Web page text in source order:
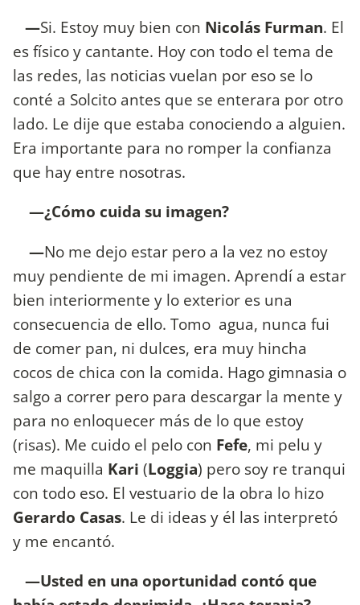
—Si. Estoy muy bien con Nicolás Furman. El
es físico y cantante. Hoy con todo el tema de
las redes, las noticias vuelan por eso se lo
conté a Solcito antes que se enterara por otro
lado. Le dije que estaba conociendo a alguien.
Era importante para no romper la confianza
que hay entre nosotras.
—¿Cómo cuida su imagen?
—No me dejo estar pero a la vez no estoy
muy pendiente de mi imagen. Aprendí a estar
bien interiormente y lo exterior es una
consecuencia de ello. Tomo agua, nunca fui
de comer pan, ni dulces, era muy hincha
cocos de chica con la comida. Hago gimnasia o
salgo a correr pero para descargar la mente y
para no enloquecer más de lo que estoy
(risas). Me cuido el pelo con Fefe, mi pelu y
me maquilla Kari (Loggia) pero soy re tranqui
con todo eso. El vestuario de la obra lo hizo
Gerardo Casas. Le di ideas y él las interpretó
y me encantó.
—Usted en una oportunidad contó que